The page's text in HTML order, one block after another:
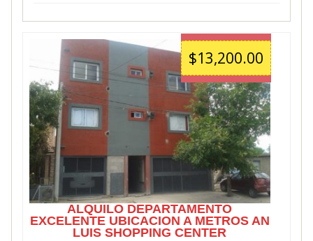
$13,200.00
ALQUILO DEPARTAMENTO
EXCELENTE UBICACION A METROS AN
LUIS SHOPPING CENTER